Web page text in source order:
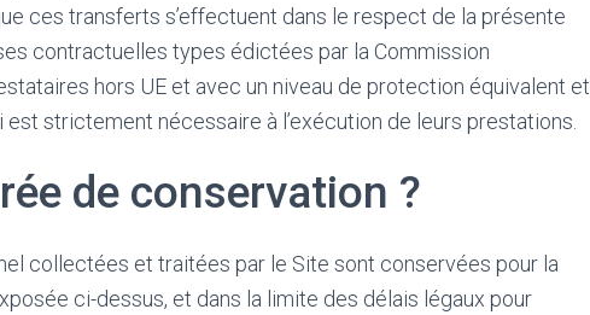
ces transferts s’effectuent dans le respect de la présente
contractuelles types édictées par la Commission
hors UE et avec un niveau de protection équivalent et
strictement nécessaire à l’exécution de leurs prestations.
de conservation ?
collectées et traitées par le Site sont conservées pour la
ci-dessus, et dans la limite des délais légaux pour